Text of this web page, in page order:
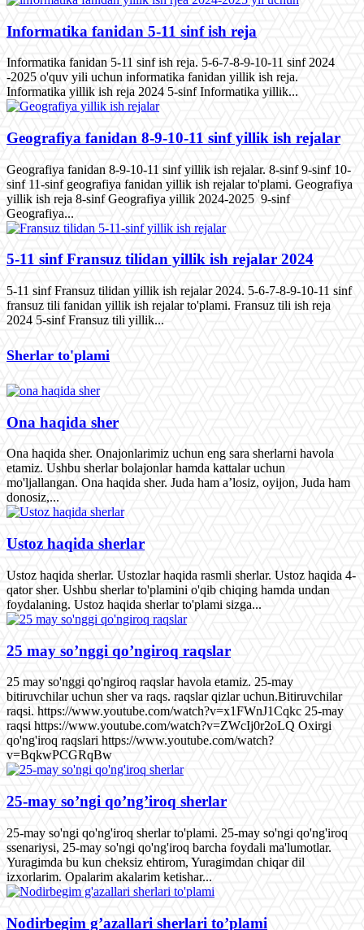
Informatika fanidan 5-11 sinf ish reja
Informatika fanidan 5-11 sinf ish reja. 5-6-7-8-9-10-11 sinf 2024
-2025 o'quv yili uchun informatika fanidan yillik ish reja.
Informatika yillik ish reja 2024 5-sinf Informatika yillik...
Geografiya fanidan 8-9-10-11 sinf yillik ish rejalar
Geografiya fanidan 8-9-10-11 sinf yillik ish rejalar. 8-sinf 9-sinf 10-
sinf 11-sinf geografiya fanidan yillik ish rejalar to'plami. Geografiya
yillik ish reja 8-sinf Geografiya yillik 2024-2025 9-sinf
Geografiya...
5-11 sinf Fransuz tilidan yillik ish rejalar 2024
5-11 sinf Fransuz tilidan yillik ish rejalar 2024. 5-6-7-8-9-10-11 sinf
fransuz tili fanidan yillik ish rejalar to'plami. Fransuz tili ish reja
2024 5-sinf Fransuz tili yillik...
Sherlar to'plami
Ona haqida sher
Ona haqida sher. Onajonlarimiz uchun eng sara sherlarni havola
etamiz. Ushbu sherlar bolajonlar hamda kattalar uchun
mo'ljallangan. Ona haqida sher. Juda ham a’losiz, oyijon, Juda ham
donosiz,...
Ustoz haqida sherlar
Ustoz haqida sherlar. Ustozlar haqida rasmli sherlar. Ustoz haqida 4-
qator sher. Ushbu sherlar to'plamini o'qib chiqing hamda undan
foydalaning. Ustoz haqida sherlar to'plami sizga...
25 may so’nggi qo’ngiroq raqslar
25 may so'nggi qo'ngiroq raqslar havola etamiz. 25-may
bitiruvchilar uchun sher va raqs. raqslar qizlar uchun.Bitiruvchilar
raqsi. https://www.youtube.com/watch?v=x1FWnJ1Cqkc 25-may
raqsi https://www.youtube.com/watch?v=ZWcIj0r2oLQ Oxirgi
qo'ng'iroq raqslari https://www.youtube.com/watch?
v=BqkwPCGRqBw
25-may so’ngi qo’ng’iroq sherlar
25-may so'ngi qo'ng'iroq sherlar to'plami. 25-may so'ngi qo'ng'iroq
ssenariysi, 25-may so'ngi qo'ng'iroq barcha foydali ma'lumotlar.
Yuragimda bu kun cheksiz ehtirom, Yuragimdan chiqar dil
izxorlarim. Opalarim akalarim ketishar...
Nodirbegim g’azallari sherlari to’plami